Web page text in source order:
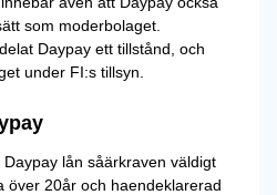
som moderbolaget.
Daypay ett tillstånd, och
under FI:s tillsyn.
lån såärkraven väldigt
över 20år och haendeklarerad